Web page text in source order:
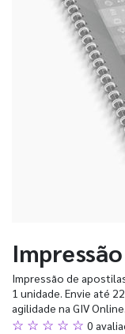
Impressão de
1 unidade. Envie até
agilidade na GIV Online.
☆ ☆ ☆ ☆ ☆ 0